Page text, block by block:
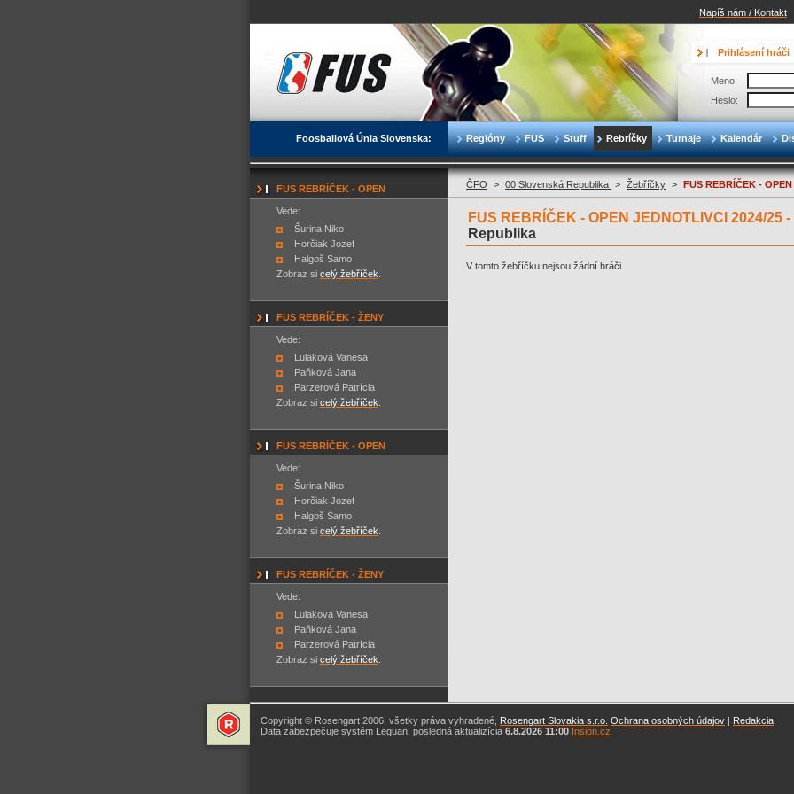
Napíš nám / Kontakt
Foosballová Únia Slovenska: Regióny FUS Stuff Rebríčky Turnaje Kalendár
Prihlásení hráči
Meno:
Heslo:
FUS REBRÍČEK - OPEN
Vede:
Šurina Niko
Horčiak Jozef
Halgoš Samo
Zobraz si celý žebříček
FUS REBRÍČEK - ŽENY
Vede:
Lulaková Vanesa
Paňková Jana
Parzerová Patrícia
Zobraz si celý žebříček
FUS REBRÍČEK - OPEN
Vede:
Šurina Niko
Horčiak Jozef
Halgoš Samo
Zobraz si celý žebříček
FUS REBRÍČEK - ŽENY
Vede:
Lulaková Vanesa
Paňková Jana
Parzerová Patrícia
Zobraz si celý žebříček
ČFO > 00 Slovenská Republika > Žebříčky > FUS REBRÍČEK -
FUS REBRÍČEK - OPEN JEDNOTLIVCI 2024/25 -
Republika
V tomto žebříčku nejsou žádní hráči.
Copyright © Rosengart 2006, všetky práva vyhradené, Rosengart Slovakia s.r.o. Ochrana osobných údajov | Redakcia
Data zabezpečuje systém Leguan, posledná aktualizícia 6.8.2026 11:00 Insion.cz